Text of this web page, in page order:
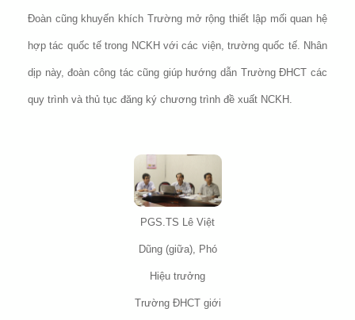
Đoàn cũng khuyến khích Trường mở rộng thiết lập mối quan hệ
hợp tác quốc tế trong NCKH với các viện, trường quốc tế. Nhân
dịp này, đoàn công tác cũng giúp hướng dẫn Trường ĐHCT các
quy trình và thủ tục đăng ký chương trình đề xuất NCKH.
PGS.TS Lê Việt
Dũng (giữa), Phó
Hiệu trưởng
Trường ĐHCT giới